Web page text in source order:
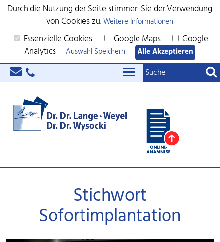
Durch die Nutzung der Seite stimmen Sie der Verwendung
von Cookies zu.Weitere Informationen
Essenzielle Cookies Google Maps Google
Analytics Auswahl Speichern Alle Akzeptieren
Stichwort
Sofortimplantation